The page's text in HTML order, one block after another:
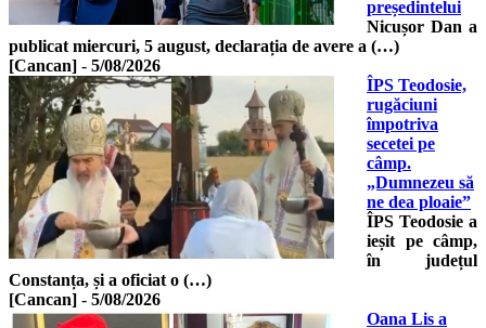
președintelui
Nicușor Dan a
publicat miercuri, 5 august, declarația de avere a (…)
[Cancan] - 5/08/2026
ÎPS Teodosie,
rugăciuni
împotriva
secetei pe
câmp.
„Dumnezeu să
ne dea ploaie”
ÎPS Teodosie a
ieșit pe câmp,
în județul
Constanța, și a oficiat o (…)
[Cancan] - 5/08/2026
Oana Lis a